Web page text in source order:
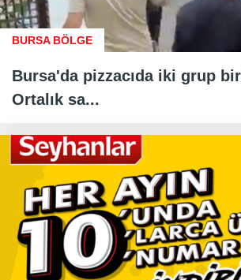
BURSA BÖLGE
Bursa'da pizzacıda iki grup
Ortalık sa...